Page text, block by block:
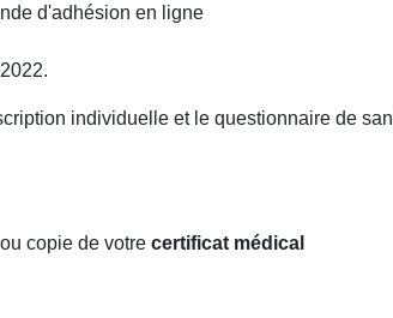
d'adhésion en ligne
individuelle et le questionnaire de
ou copie de votre certificat médical